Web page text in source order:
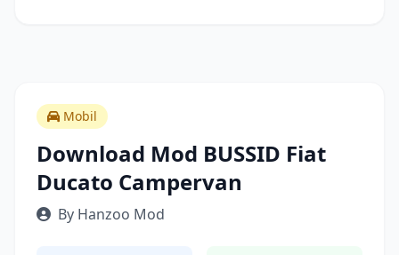
Mobil
Download Mod BUSSID Fiat
Ducato Campervan
By Hanzoo Mod